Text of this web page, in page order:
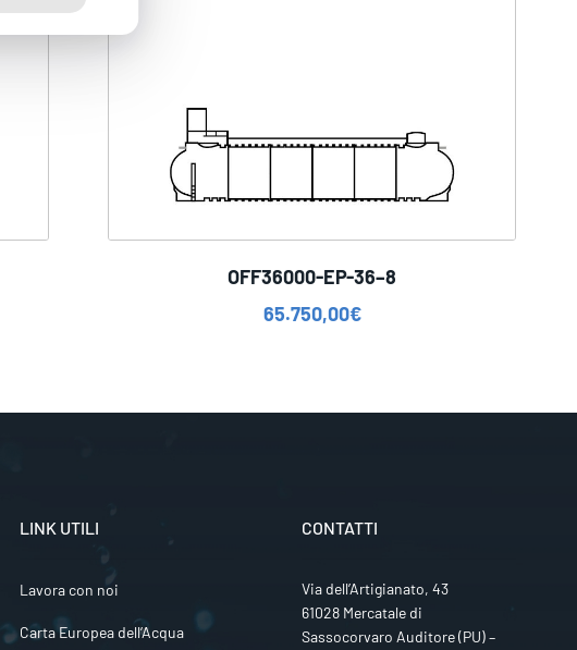
OFF36000-EP-36–8
65.750,00€
LINK UTILI
Lavora con noi
Carta Europea dell’Acqua
CONTATTI
Via dell’Artigianato, 43
61028 Mercatale di
Sassocorvaro Auditore (PU) –